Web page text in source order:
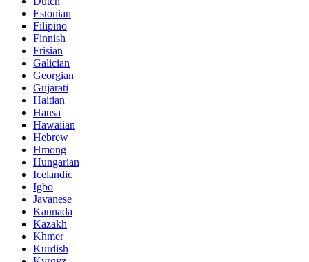
Estonian
Filipino
Finnish
Frisian
Galician
Georgian
Gujarati
Haitian
Hausa
Hawaiian
Hebrew
Hmong
Hungarian
Icelandic
Igbo
Javanese
Kannada
Kazakh
Khmer
Kurdish